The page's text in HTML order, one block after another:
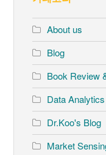
About us
Blog
Book Review
Data
Dr.Koo's Blog
Market